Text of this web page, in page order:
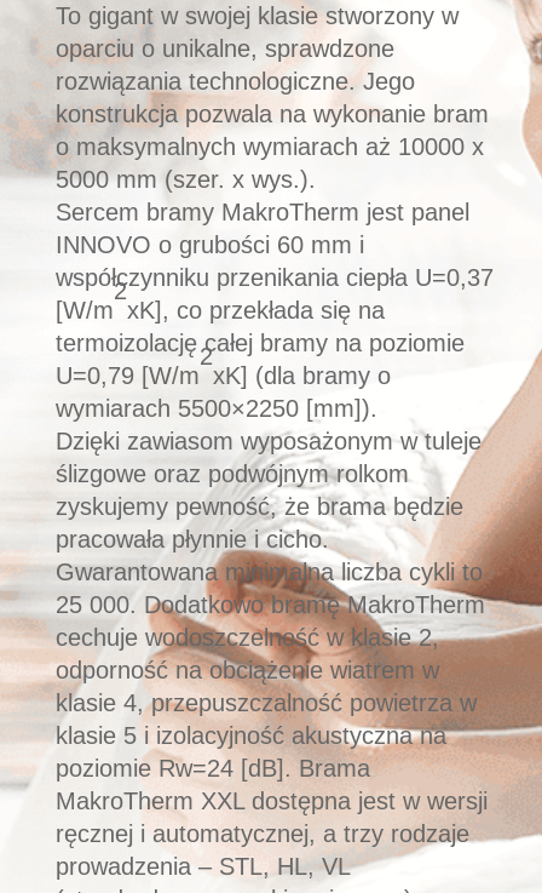
To gigant w swojej klasie stworzony w
oparciu o unikalne, sprawdzone
rozwiązania technologiczne. Jego
konstrukcja pozwala na wykonanie bram
o maksymalnych wymiarach aż 10000 x
5000 mm (szer. x wys.).
Sercem bramy MakroTherm jest panel
INNOVO o grubości 60 mm i
współczynniku przenikania ciepła U=0,37
[W/m
2
xK], co przekłada się na
termoizolację całej bramy na poziomie
U=0,79 [W/m
2
xK] (dla bramy o
wymiarach 5500×2250 [mm]).
Dzięki zawiasom wyposażonym w tuleje
ślizgowe oraz podwójnym rolkom
zyskujemy pewność, że brama będzie
pracowała płynnie i cicho.
Gwarantowana minimalna liczba cykli to
25 000. Dodatkowo bramę MakroTherm
cechuje wodoszczelność w klasie 2,
odporność na obciążenie wiatrem w
klasie 4, przepuszczalność powietrza w
klasie 5 i izolacyjność akustyczna na
poziomie Rw=24 [dB]. Brama
MakroTherm XXLdostępna jest w wersji
ręcznej i automatycznej, a trzy rodzaje
prowadzenia – STL, HL, VL